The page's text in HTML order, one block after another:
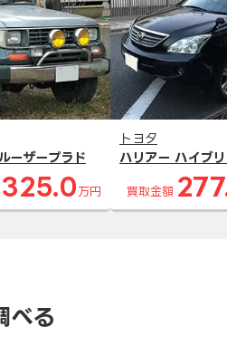
ーザープラド
325.0 万円
トヨタ
ハリアー ハイブ
買取金額
べる